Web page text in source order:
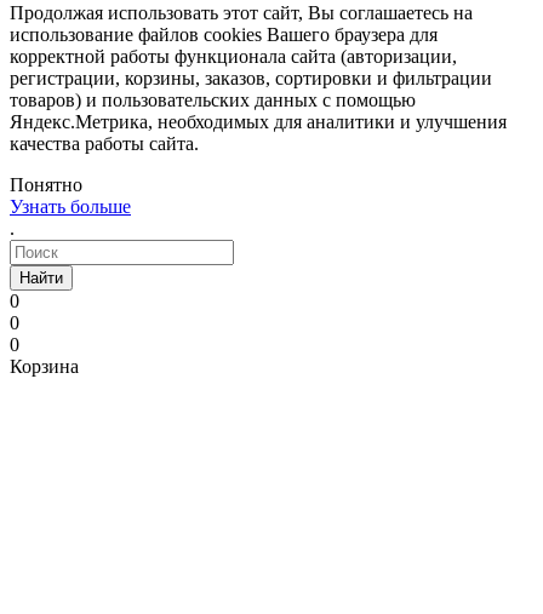
Продолжая использовать этот сайт, Вы соглашаетесь на
использование файлов cookies Вашего браузера для
корректной работы функционала сайта (авторизации,
регистрации, корзины, заказов, сортировки и фильтрации
товаров) и пользовательских данных с помощью
Яндекс.Метрика, необходимых для аналитики и улучшения
качества работы сайта.
Понятно
Узнать больше
.
Найти
0
0
0
Корзина